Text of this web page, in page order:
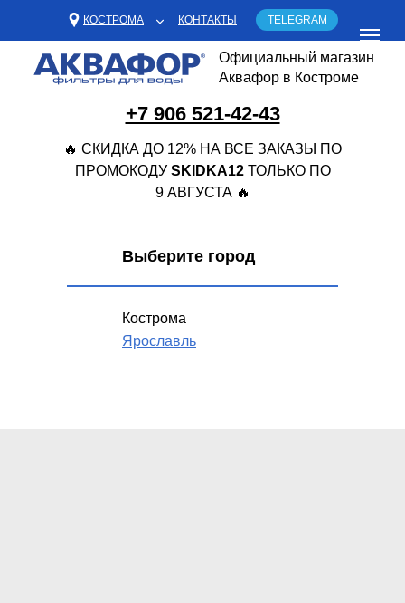
+7 906 521-42-43
КОСТРОМА
Официальный магазин
Аквафор в Костроме
🔥 СКИДКА ДО 12% НА ВСЕ ЗАКАЗЫ ПО
ПРОМОКОДУ SKIDKA12 ТОЛЬКО ПО
9 АВГУСТА 🔥
КОНТАКТЫ TELEGRAM
Кострома
Ярославль
Выберите город